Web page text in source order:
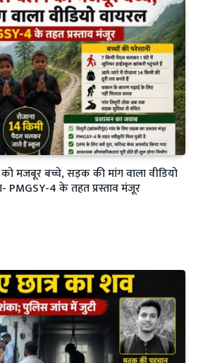
मजबूर बच्चे, सड़क की मांग वाला वीडियो
PMGSY-4 के तहत प्रस्ताव मंजूर